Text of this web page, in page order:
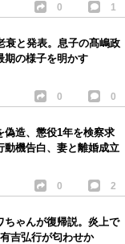
0 1
衰と発表。息子の髙嶋政
期の様子を明かす
0 0
偽造、懲役1年を検察求
動機告白、妻と離婚成立
0 2
ちゃんが復帰説。炎上で
吉弘行が匂わせか